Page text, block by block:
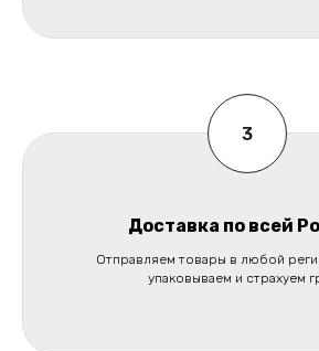
Доставка по всей
Отправляем товары в любой
упаковываем и страхуем